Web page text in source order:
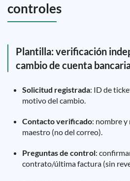
controles
Plantilla: verificación
cambio de cuenta
Solicitud registrada: ID de
motivo del cambio.
Contacto verificado: nombre
maestro (no del correo).
Preguntas de control:
contrato/última factura (sin